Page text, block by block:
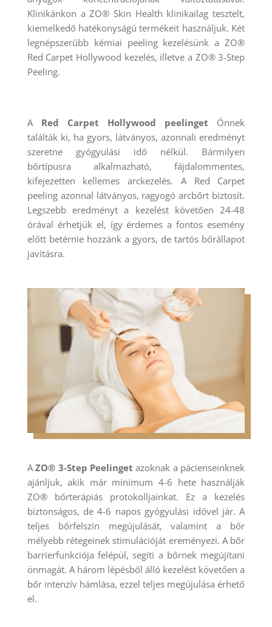
Klinikánkon a ZO® Skin Health klinikailag tesztelt,
kiemelkedő hatékonyságú termékeit használjuk. Két
legnépszerűbb kémiai peeling kezelésünk a ZO®
Red Carpet Hollywood kezelés, illetve a ZO® 3-Step
Peeling.
A Red Carpet Hollywood peelinget Önnek
találták ki, ha gyors, látványos, azonnali eredményt
szeretne gyógyulási idő nélkül. Bármilyen
bőrtípusra alkalmazható, fájdalommentes,
kifejezetten kellemes arckezelés. A Red Carpet
peeling azonnal látványos, ragyogó arcbőrt biztosít.
Legszebb eredményt a kezelést követően 24-48
órával érhetjük el, így érdemes a fontos esemény
előtt betérnie hozzánk a gyors, de tartós bőrállapot
javításra.
AZO® 3-Step Peelinget azoknak a pácienseinknek
ajánljuk, akik már minimum 4-6 hete használják
ZO® bőrterápiás protokolljainkat. Ez a kezelés
biztonságos, de 4-6 napos gyógyulási idővel jár. A
teljes bőrfelszín megújulását, valamint a bőr
mélyebb rétegeinek stimulációját ereményezi. A bőr
barrierfunkciója felépül, segíti a bőrnek megújítani
önmagát. A három lépésből álló kezelést követően a
bőr intenzív hámlása, ezzel teljes megújulása érhető
el.